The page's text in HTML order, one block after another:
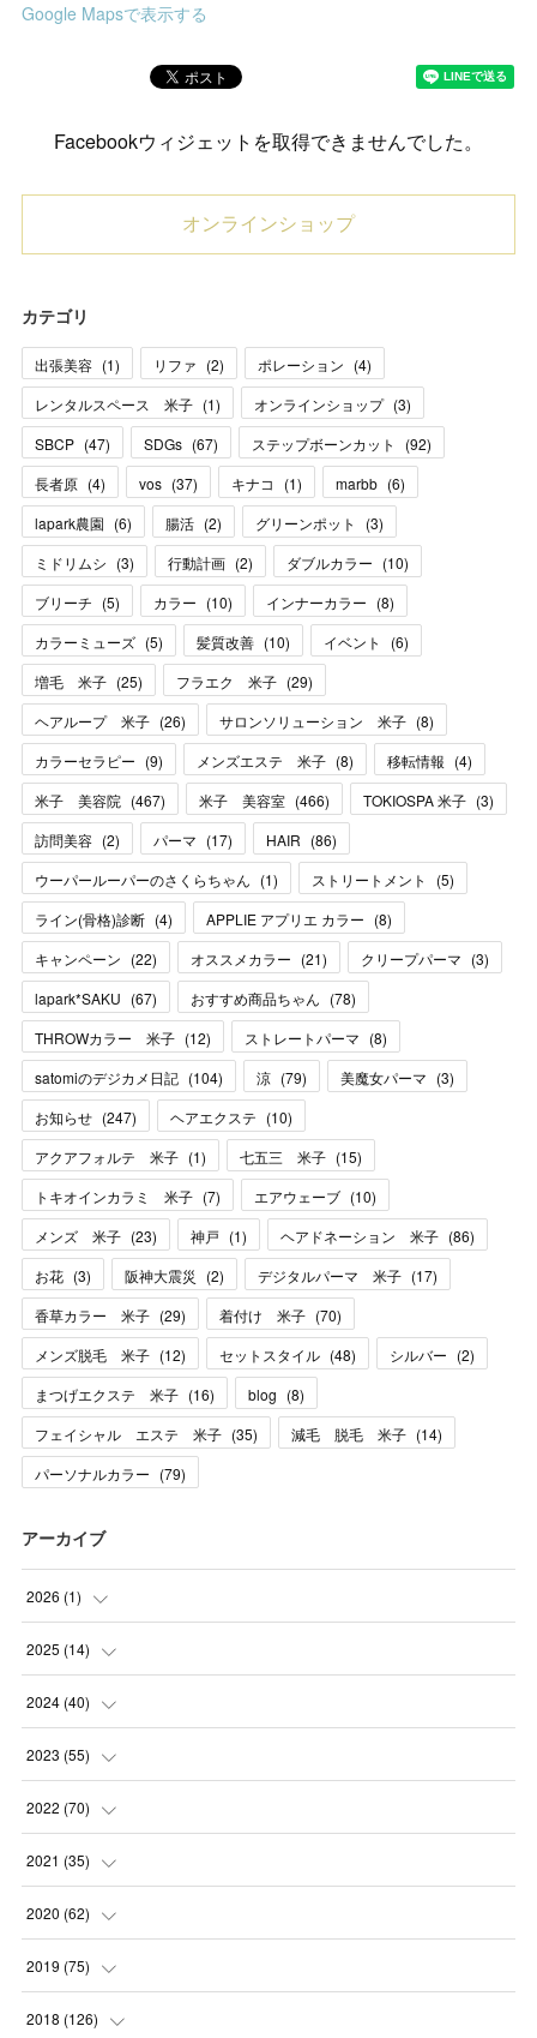
Google Mapsで表示する
Facebookウィジェットを取得できませんでした。
オンラインショップ
カテゴリ
出張美容 (1) リファ (2) ポレーション (4)
レンタルスペース 米子 (1) オンラインショップ (3)
SBCP (47) SDGs (67) ステップボーンカット (92)
長者原 (4) vos (37) キナコ (1) marbb (6)
lapark農園 (6) 腸活 (2) グリーンポット (3)
ミドリムシ (3) 行動計画 (2) ダブルカラー (10)
ブリーチ (5) カラー (10) インナーカラー (8)
カラーミューズ (5) 髪質改善 (10) イベント (6)
増毛 米子 (25) フラエク 米子 (29)
ヘアループ 米子 (26) サロンソリューション 米子 (8)
カラーセラピー (9) メンズエステ 米子 (8) 移転情報 (4)
米子 美容院 (467) 米子 美容室 (466) TOKIOSPA 米子 (3)
訪問美容 (2) パーマ (17) HAIR (86)
ウーパールーパーのさくらちゃん (1) ストリートメント (5)
ライン(骨格)診断 (4) APPLIE アプリエ カラー (8)
キャンペーン (22) オススメカラー (21) クリープパーマ (3)
lapark*SAKU (67) おすすめ商品ちゃん (78)
THROWカラー 米子 (12) ストレートパーマ (8)
satomiのデジカメ日記 (104) 涼 (79) 美魔女パーマ (3)
お知らせ (247) ヘアエクステ (10)
アクアフォルテ 米子 (1) 七五三 米子 (15)
トキオインカラミ 米子 (7) エアウェーブ (10)
メンズ 米子 (23) 神戸 (1) ヘアドネーション 米子 (86)
お花 (3) 阪神大震災 (2) デジタルパーマ 米子 (17)
香草カラー 米子 (29) 着付け 米子 (70)
メンズ脱毛 米子 (12) セットスタイル (48) シルバー (2)
まつげエクステ 米子 (16) blog (8)
フェイシャル エステ 米子 (35) 減毛 脱毛 米子 (14)
パーソナルカラー (79)
アーカイブ
2026 (1)
(1
2025 (14)
(10 )
(1
(1
(2
2024 (40)
(1
(1
(3
(2
2023 (55)
(2
(4
(3
(3
2022 (70)
(7
(11 )
(8
(1)
2021 (35)
(5
(7
(5)
2020 (62)
(6
(9)
2019 (75)
(1)
2018 (126)